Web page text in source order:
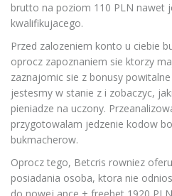
brutto na poziom 110 PLN nawet
kwalifikujacego.
Przed zalozeniem konto u ciebie
oprocz zapoznaniem sie ktorzy
zaznajomic sie z bonusy
jestesmy w stanie z i zobaczyc,
pieniadze na uczony.
przygotowalam jedzenie kodow
bukmacherow.
Oprocz tego, Betcris rowniez
posiadania osoba, ktora nie